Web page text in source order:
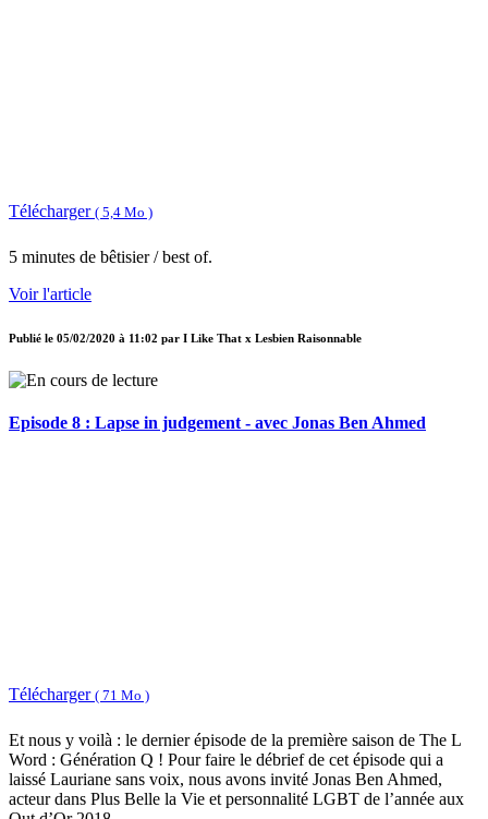
Télécharger ( 5,4 Mo )
5 minutes de bêtisier / best of.
Voir l'article
Publié le 05/02/2020 à 11:02 par I Like That x Lesbien Raisonnable
Episode 8 : Lapse in judgement - avec Jonas Ben Ahmed
Télécharger ( 71 Mo )
Et nous y voilà : le dernier épisode de la première saison de The L
Word : Génération Q ! Pour faire le débrief de cet épisode qui a
laissé Lauriane sans voix, nous avons invité Jonas Ben Ahmed,
acteur dans Plus Belle la Vie et personnalité LGBT de l’année aux